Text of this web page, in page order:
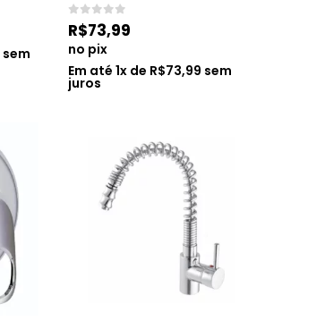
sem
0 de 5
R$73,99
no pix
Em até 1x de R$73,99 sem
juros